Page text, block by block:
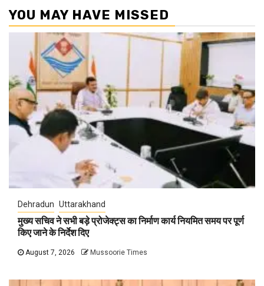
YOU MAY HAVE MISSED
Dehradun Uttarakhand
मुख्य सचिव ने सभी बड़े प्रोजेक्ट्स का निर्माण कार्य नियमित समय पर पूर्ण
किए जाने के निर्देश दिए
August 7, 2026 Mussoorie Times